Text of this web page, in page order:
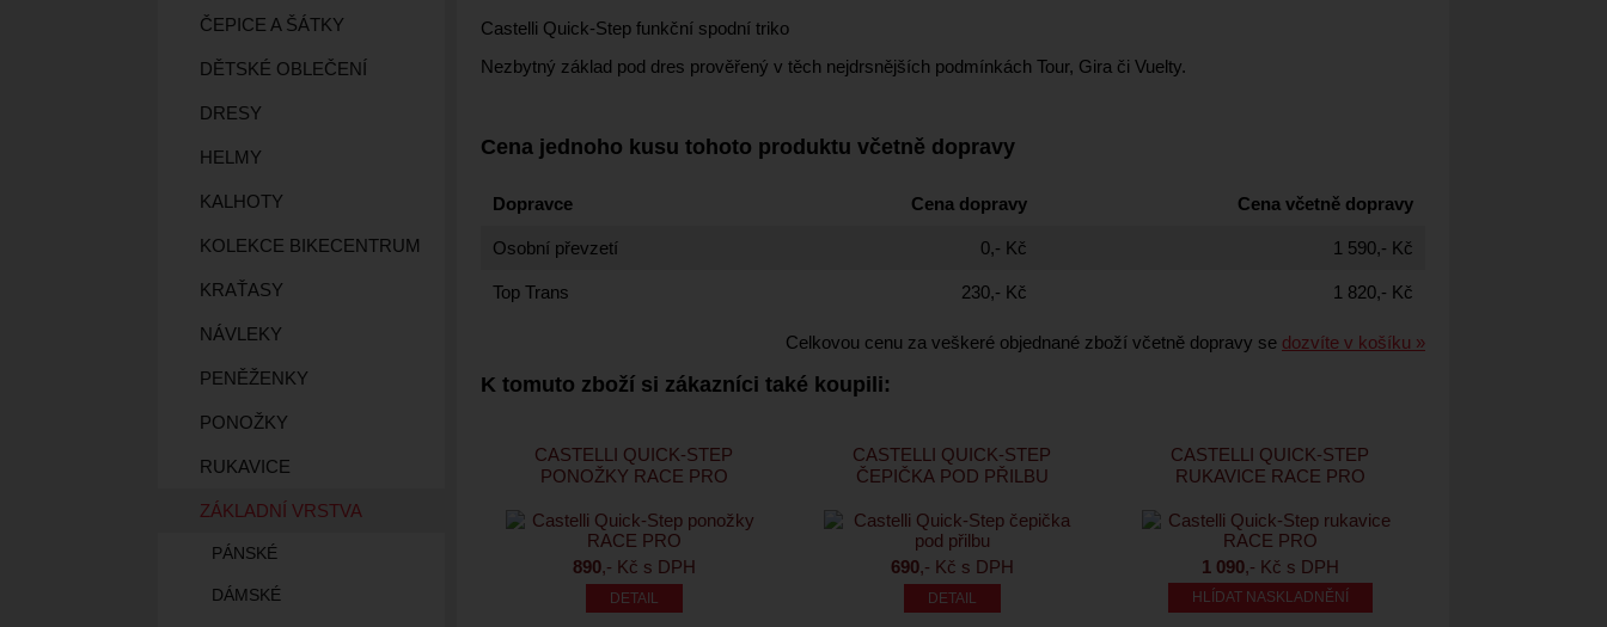
ČEPICE A ŠÁTKY
DĚTSKÉ OBLEČENÍ
DRESY
HELMY
KALHOTY
KOLEKCE BIKECENTRUM
KRAŤASY
NÁVLEKY
PENĚŽENKY
PONOŽKY
RUKAVICE
ZÁKLADNÍ VRSTVA
PÁNSKÉ
DÁMSKÉ
Castelli Quick-Step funkční spodní triko
Nezbytný základ pod dres prověřený v těch nejdrsnějších podmínkách Tour, Gira či Vuelty.
Cena jednoho kusu tohoto produktu včetně dopravy
Dopravce Cena dopravy Cena včetně dopravy
Osobní převzetí 0,- Kč 1 590,- Kč
Top Trans 230,- Kč 1 820,- Kč
Celkovou cenu za veškeré objednané zboží včetně dopravy se dozvíte v košíku »
K tomuto zboží si zákazníci také koupili:
CASTELLI QUICK-STEP
PONOŽKY RACE PRO
890,- Kč s DPH
CASTELLI QUICK-STEP
ČEPIČKA POD PŘILBU
690,- Kč s DPH
CASTELLI QUICK-STEP
RUKAVICE RACE PRO
1 090,- Kč s DPH
HLÍDAT NASKLADNĚNÍ